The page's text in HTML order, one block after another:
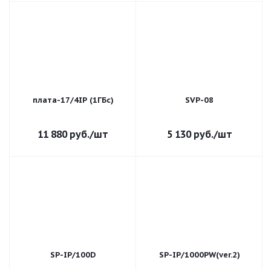
плата-17/4IP (1ГБс)
11 880руб./шт
SVP-08
5 130руб./шт
SP-IP/100D SP-IP/1000PW(ver.2)